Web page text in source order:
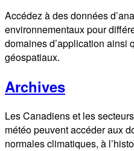
Accédez à des données
environnementaux pour
domaines d’application ainsi
géospatiaux.
Archives
Les Canadiens et les
météo peuvent accéder aux
normales climatiques, à